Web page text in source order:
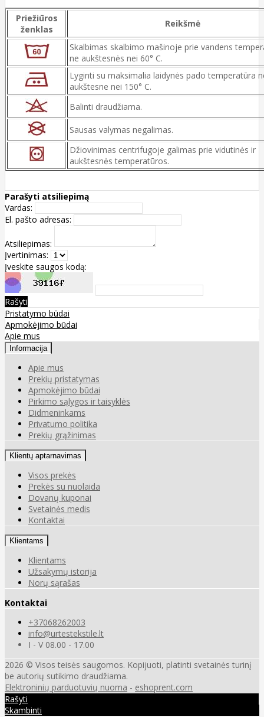
Priežiūros
ženklas
Reikšmė
Skalbimas skalbimo mašinoje prie vandens
ne aukštesnės nei 60° C.
Lyginti su maksimalia laidynės pado temperatūra
aukštesne nei 150° C.
Balinti draudžiama.
Sausas valymas negalimas.
Džiovinimas centrifugoje galimas prie vidutinės ir
aukštesnės temperatūros.
Parašyti atsiliepimą
Vardas:
El. pašto adresas:
Atsiliepimas:
Įvertinimas:
Įveskite saugos kodą:
Rašyti
Pristatymo būdai
Apmokėjimo būdai
Apie mus
Informacija
Apie mus
Prekių pristatymas
Apmokėjimo būdai
Pirkimo sąlygos ir taisyklės
Didmeninkams
Privatumo politika
Prekių grąžinimas
Klientų aptarnavimas
Visos prekės
Prekės su nuolaida
Dovanų kuponai
Svetainės medis
Kontaktai
Klientams
Klientams
Užsakymų istorija
Norų sąrašas
Kontaktai
+37068262003
info@urtestekstile.lt
I - V 08.00 - 17.00
2026 © Visos teisės saugomos. Kopijuoti, platinti svetainės turinį
be autorių sutikimo draudžiama.
Elektroninių parduotuvių nuoma - eshoprent.com
Rašyti
Skambinti